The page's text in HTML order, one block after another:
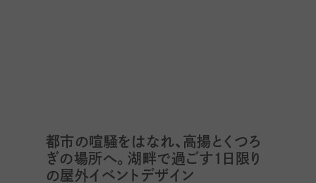
都市の喧騒をはなれ、高揚とくつろ
ぎの場所へ。湖畔で過ごす１日限り
の屋外イベントデザイン